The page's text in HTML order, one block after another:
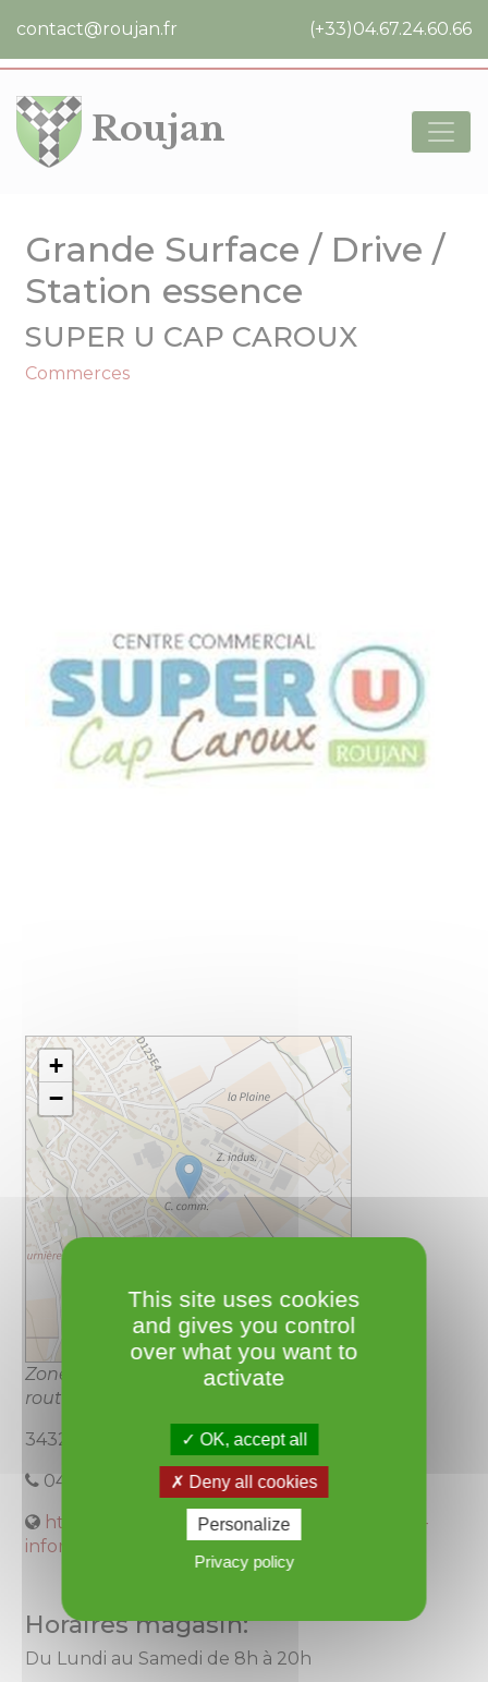
contact@roujan.fr (+33)04.67.24.60.66
Roujan
Grande Surface / Drive /
Station essence
SUPER U CAP CAROUX
Commerces
+
−
Leaflet
Zone commerciale Cap Caroux
route de pézenas
34320 Roujan
04.67.24.60.05
https://www.coursesu.com/f-superu-roujan-
inform...
Horaires magasin:
Du Lundi au Samedi de 8h à 20h
This site uses cookies
and gives you control
over what you want to
activate
OK, accept all
Deny all cookies
Personalize
Privacy policy